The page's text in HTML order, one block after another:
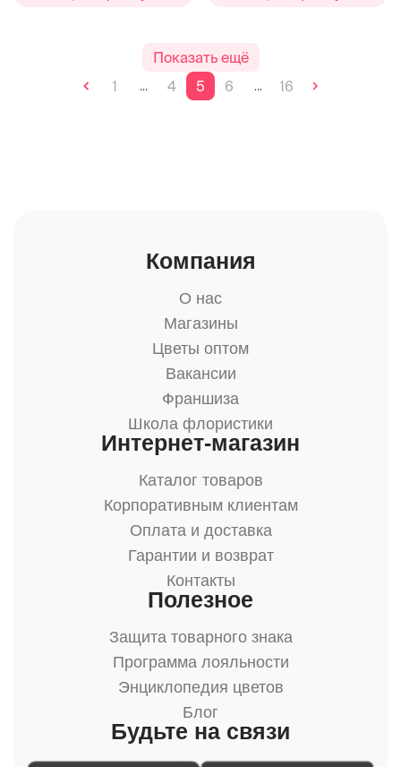
Показать ещё
1
... 4 5 6 ... 16
Компания
О нас
Магазины
Цветы оптом
Вакансии
Франшиза
Школа флористики
Интернет-магазин
Каталог товаров
Корпоративным клиентам
Оплата и доставка
Гарантии и возврат
Контакты
Полезное
Защита товарного знака
Программа лояльности
Энциклопедия цветов
Блог
Будьте на связи